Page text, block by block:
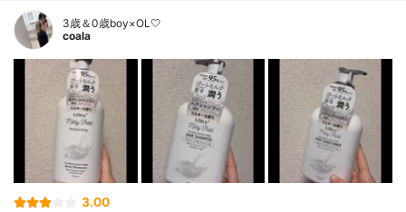
3歳＆0歳boy×OL🤍
coala
3.00